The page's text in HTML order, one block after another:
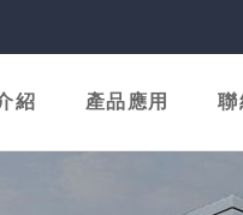
紹 產品應用 聯